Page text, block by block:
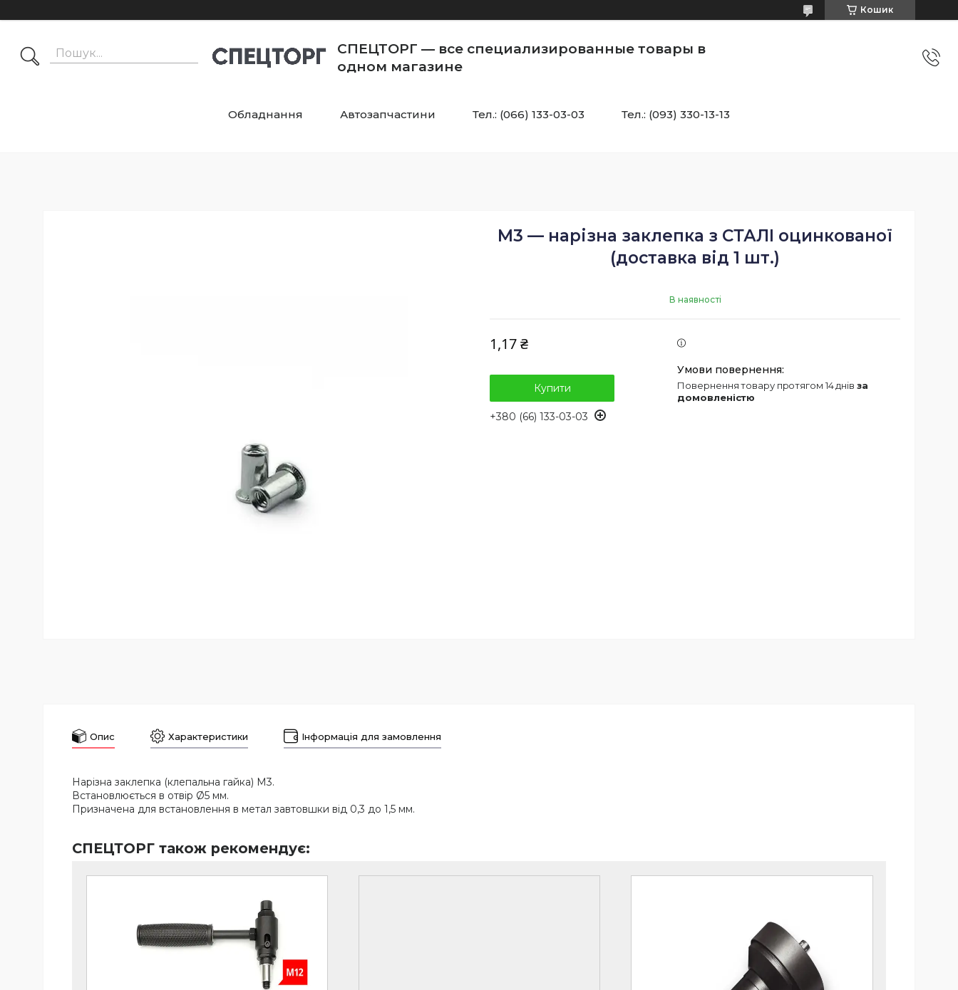
Кошик
СПЕЦТОРГ — все специализированные товары в
одном магазине
Обладнання Автозапчастини Тел.: (066) 133-03-03 Тел.: (093) 330-13-13
M3 — нарізна заклепка з СТАЛІ оцинкованої
(доставка від 1 шт.)
В наявності
1,17 ₴
Купити
+380 (66) 133-03-03
повернення товару протягом 14 днів за
домовленістю
Опис Характеристики Інформація для замовлення
Нарізна заклепка (клепальна гайка) М3.
Встановлюється в отвір Ø5 мм.
Призначена для встановлення в метал завтовшки від 0,3 до 1,5 мм.
СПЕЦТОРГ також рекомендує: